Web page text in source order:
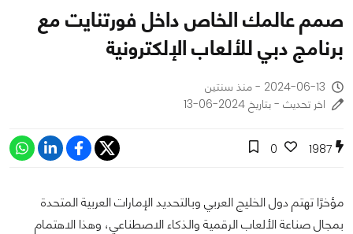
صمم عالمك الخاص داخل فورتنايت مع
برنامج دبي للألعاب الإلكترونية
2024-06-13 - منذ سنتين
اخر تحديث - بتاريخ 2024-06-13
1987
0
مؤخرًا تهتم دول الخليج العربي وبالتحديد الإمارات العربية المتحدة
بمجال صناعة الألعاب الرقمية والذكاء الاصطناعي، وهذا الاهتمام